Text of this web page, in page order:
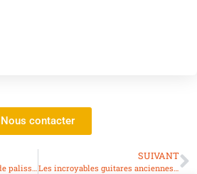
Nous contacter
Suspension de commerce de palissandres et d’ébènes
SUIVANT
Les incroyables guitares anciennes du luthier Renzo Salvador